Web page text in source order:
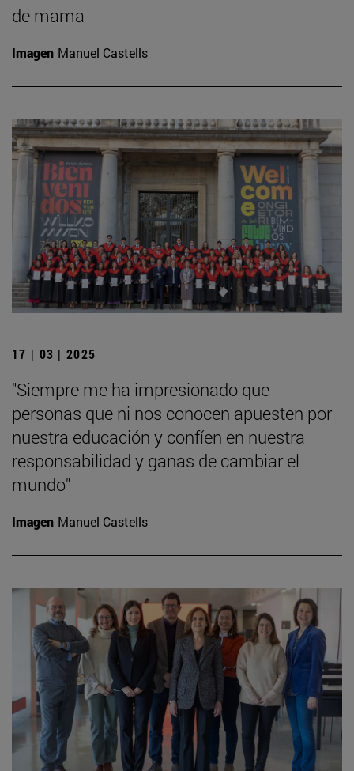
de mama
Imagen Manuel Castells
17 | 03 | 2025
"Siempre me ha impresionado que
personas que ni nos conocen apuesten por
nuestra educación y confíen en nuestra
responsabilidad y ganas de cambiar el
mundo"
Imagen Manuel Castells